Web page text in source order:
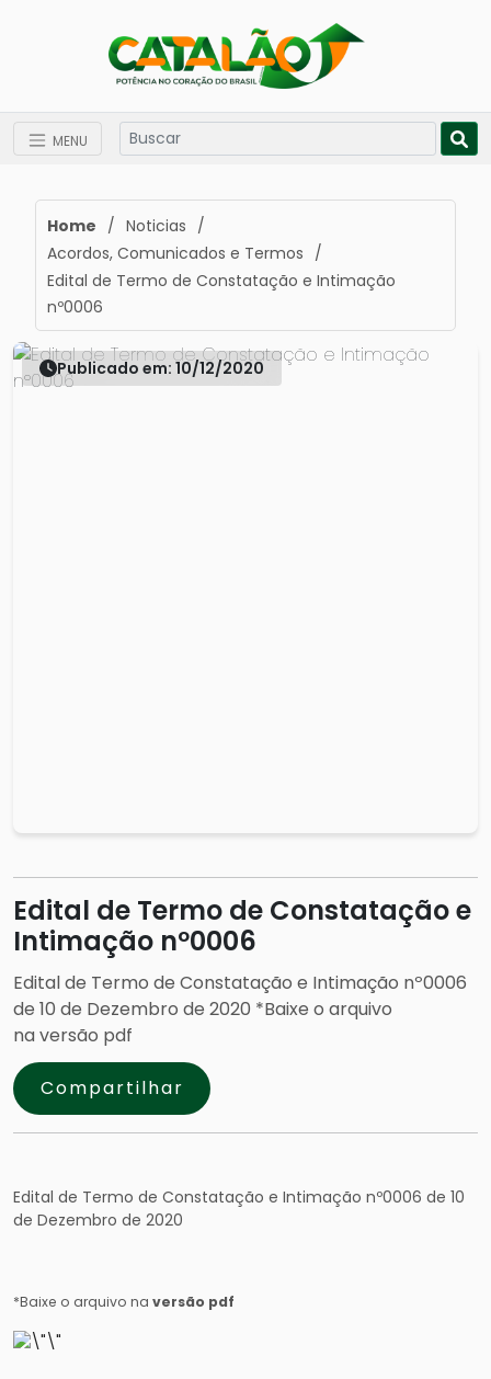
MENU
Home / Noticias /
Acordos, Comunicados e Termos /
Edital de Termo de Constatação e Intimação
nº0006
Publicado em: 10/12/2020
Edital de Termo de Constatação e
Intimação nº0006
Edital de Termo de Constatação e Intimação nº0006
de 10 de Dezembro de 2020 *Baixe o arquivo
na versão pdf
Compartilhar
Edital de Termo de Constatação e Intimação nº0006 de 10
de Dezembro de 2020
*Baixe o arquivo na versão pdf